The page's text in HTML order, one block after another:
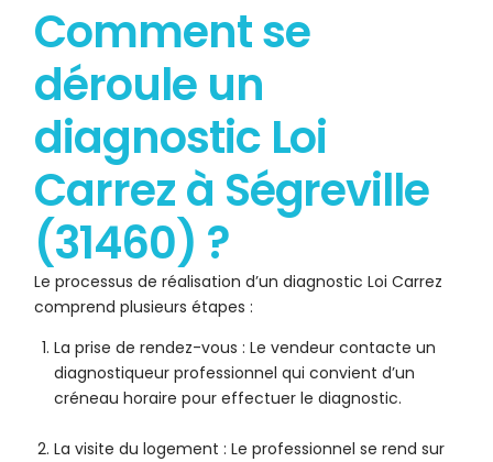
Comment se
déroule un
diagnostic Loi
Carrez à Ségreville
(31460) ?
Le processus de réalisation d’un diagnostic Loi Carrez
comprend plusieurs étapes :
La prise de rendez-vous : Le vendeur contacte un
diagnostiqueur professionnel qui convient d’un
créneau horaire pour effectuer le diagnostic.
La visite du logement : Le professionnel se rend sur